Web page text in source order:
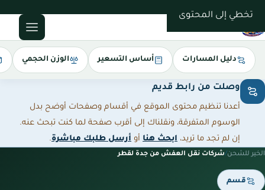
تخطي إلى المحتوى
دليل المسارات أساس التسعير الوزن الحجمي
وصلت من رابط قديم
أعدنا تنظيم محتوى الموقع في أقسام وصفحات أوضح بدل
الوسوم المتفرقة، ونقلناك إلى أقرب صفحة لما كنت تبحث عنه.
إن لم تجد ما تريد، ابحث هنا أو أرسل طلبك مباشرة.
الخير للشحن/شركات نقل العفش من جدة لقطر
قسم